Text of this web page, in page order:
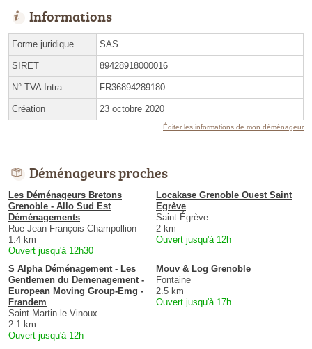
Informations
Forme juridique SAS
SIRET 89428918000016
N° TVA Intra. FR36894289180
Création 23 octobre 2020
Éditer les informations de mon déménageur
Déménageurs proches
Les Déménageurs Bretons
Grenoble - Allo Sud Est
Déménagements
Rue Jean François Champollion
1.4 km
Ouvert jusqu'à 12h30
Locakase Grenoble Ouest Saint
Egrève
Saint-Égrève
2 km
Ouvert jusqu'à 12h
S Alpha Déménagement - Les
Gentlemen du Demenagement -
European Moving Group-Emg -
Frandem
Saint-Martin-le-Vinoux
2.1 km
Ouvert jusqu'à 12h
Mouv & Log Grenoble
Fontaine
2.5 km
Ouvert jusqu'à 17h